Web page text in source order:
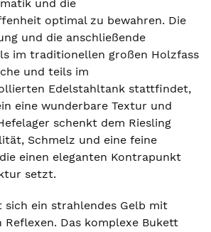
und die
optimal zu bewahren. Die
und die anschließende
im traditionellen großen Holzfass
und teils im
Edelstahltank stattfindet,
eine wunderbare Textur und
schenkt dem Riesling
Schmelz und eine feine
einen eleganten Kontrapunkt
setzt.
sich ein strahlendes Gelb mit
Das komplexe Bukett